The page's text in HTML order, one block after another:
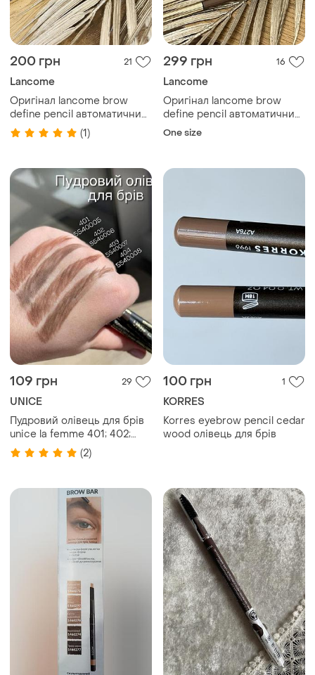
200 грн 21
Lancome
Оригінал lancome brow
define pencil автоматичний
олівець для брів 05 light
golden brown
(1)
299 грн 16
Lancome
Оригінал lancome brow
define pencil автоматичний
олівець для брів 05 brun
One size
109 грн 29
UNICE
Пудровий олівець для брів
unice la femme 401; 402;
403; - 1,8 г
(2)
100 грн 1
KORRES
Korres eyebrow pencil cedar
wood олівець для брів